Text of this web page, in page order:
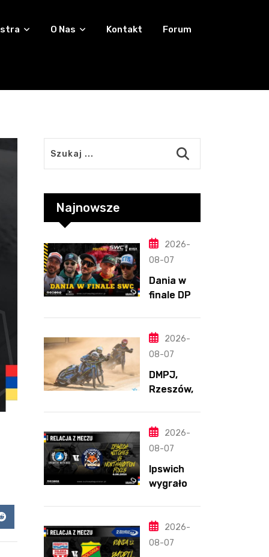
O Nas Kontakt Forum
Reddit
Najnowsze
2026-
08-07
Dania w
finale DPŚ.
przebieg
półfinału
Bikernieku
2026-
08-07
DMPJ,
Rzeszów,
wa,
5.06.2026
2026-
08-07
Ipswich
wygrało z
pomimo
straty
2026-
08-07